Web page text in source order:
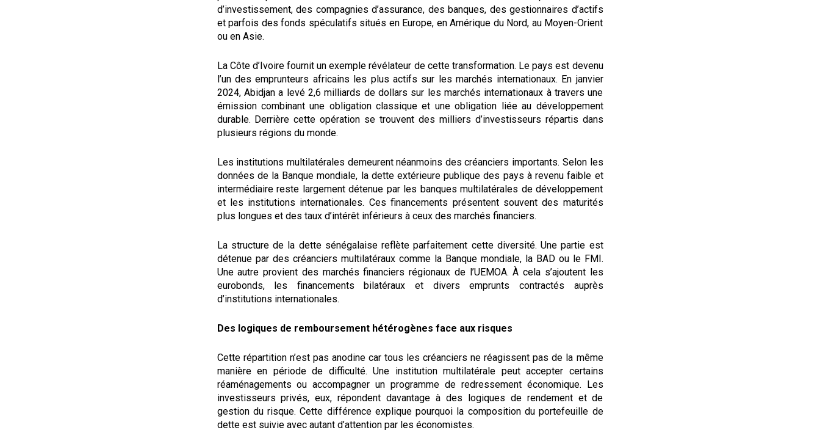
d’investissement, des compagnies d’assurance, des banques, des gestionnaires d’actifs
et parfois des fonds spéculatifs situés en Europe, en Amérique du Nord, au Moyen-Orient
ou en Asie.
La Côte d’Ivoire fournit un exemple révélateur de cette transformation. Le pays est devenu
l’un des emprunteurs africains les plus actifs sur les marchés internationaux. En janvier
2024, Abidjan a levé 2,6 milliards de dollars sur les marchés internationaux à travers une
émission combinant une obligation classique et une obligation liée au développement
durable. Derrière cette opération se trouvent des milliers d’investisseurs répartis dans
plusieurs régions du monde.
Les institutions multilatérales demeurent néanmoins des créanciers importants. Selon les
données de la Banque mondiale, la dette extérieure publique des pays à revenu faible et
intermédiaire reste largement détenue par les banques multilatérales de développement
et les institutions internationales. Ces financements présentent souvent des maturités
plus longues et des taux d’intérêt inférieurs à ceux des marchés financiers.
La structure de la dette sénégalaise reflète parfaitement cette diversité. Une partie est
détenue par des créanciers multilatéraux comme la Banque mondiale, la BAD ou le FMI.
Une autre provient des marchés financiers régionaux de l’UEMOA. À cela s’ajoutent les
eurobonds, les financements bilatéraux et divers emprunts contractés auprès
d’institutions internationales.
Des logiques de remboursement hétérogènes face aux risques
Cette répartition n’est pas anodine car tous les créanciers ne réagissent pas de la même
manière en période de difficulté. Une institution multilatérale peut accepter certains
réaménagements ou accompagner un programme de redressement économique. Les
investisseurs privés, eux, répondent davantage à des logiques de rendement et de
gestion du risque. Cette différence explique pourquoi la composition du portefeuille de
dette est suivie avec autant d’attention par les économistes.